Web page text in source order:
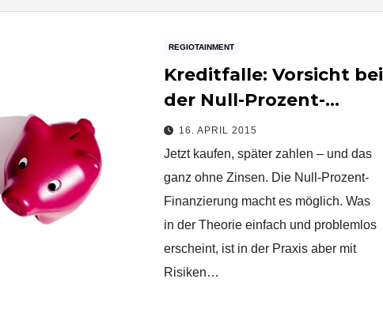
REGIOTAINMENT
Kreditfalle: Vorsicht bei
der Null-Prozent-
Finanzierung
16. APRIL 2015
Jetzt kaufen, später zahlen – und das
ganz ohne Zinsen. Die Null-Prozent-
Finanzierung macht es möglich. Was
in der Theorie einfach und problemlos
erscheint, ist in der Praxis aber mit
Risiken…